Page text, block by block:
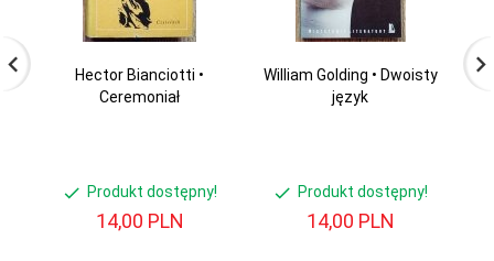
Hector Bianciotti •
Ceremoniał
Produkt dostępny!
14,00 PLN
William Golding • Dwoisty
język
Produkt dostępny!
14,00 PLN